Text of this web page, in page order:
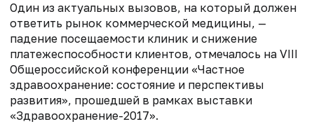
Один из актуальных вызовов, на который должен
ответить рынок коммерческой медицины, —
падение посещаемости клиник и снижение
платежеспособности клиентов, отмечалось на VIII
Общероссийской конференции «Частное
здравоохранение: состояние и перспективы
развития», прошедшей в рамках выставки
«Здравоохранение-2017».